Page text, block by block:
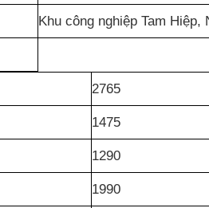
Khu công nghiệp Tam Hiệp,
2765
1475
1290
1990